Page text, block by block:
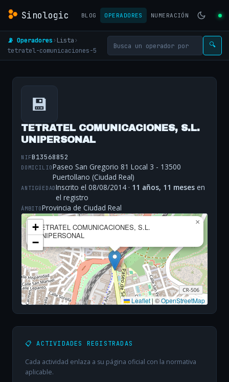
Sinologic BLOG OPERADORES NUMERACIÓN
📡 Operadores› Lista›
tetratel-comunicaciones-5
🔍
💾
TETRATEL COMUNICACIONES, S.L.
UNIPERSONAL
NIFB13568852
DOMICILIOPaseo San Gregorio 81 Local 3 - 13500
Puertollano (Ciudad Real)
ANTIGÜEDADInscrito el 08/08/2014 · 11 años, 11 meses en
el registro
ÁMBITOProvincia de Ciudad Real
TETRATEL COMUNICACIONES, S.L.
UNIPERSONAL
×
+
−
Leaflet| ©OpenStreetMap
📋 ACTIVIDADES REGISTRADAS
Cada actividad enlaza a su página oficial con la normativa
aplicable.